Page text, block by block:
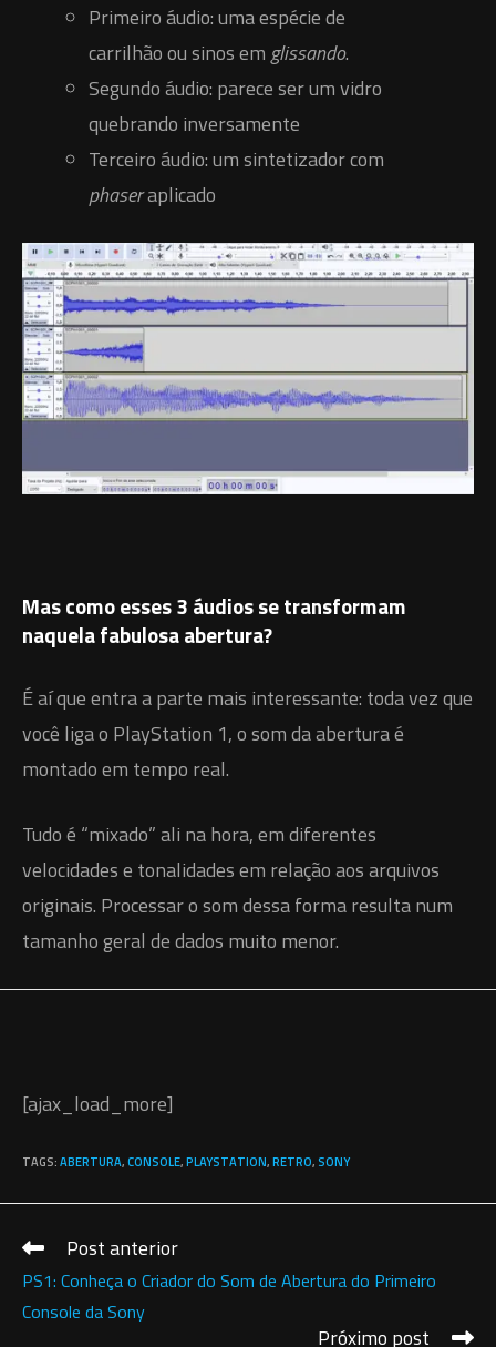
Primeiro áudio: uma espécie de
carrilhão ou sinos emglissando.
Segundo áudio: parece ser um vidro
quebrando inversamente
Terceiro áudio: um sintetizador com
phaseraplicado
Mas como esses 3 áudios se transformam
naquela fabulosa abertura?
É aí que entra a parte mais interessante: toda vez que
você liga o PlayStation 1, o som da abertura é
montado em tempo real.
Tudo é “mixado” ali na hora, em diferentes
velocidades e tonalidades em relação aos arquivos
originais. Processar o som dessa forma resulta num
tamanho geral de dados muito menor.
[ajax_load_more]
TAGS:ABERTURA,CONSOLE,PLAYSTATION,RETRO,SONY
Leia
artigos
Post anterior
PS1: Conheça o Criador do Som de Abertura do Primeiro
Console da Sony
Próximo post